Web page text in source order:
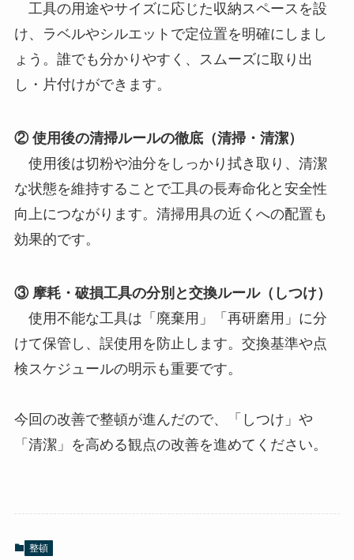
工具の用途やサイズに応じた収納スペースを設
け、ラベルやシルエットで定位置を明確にしまし
ょう。誰でも分かりやすく、スムーズに取り出
し・片付けができます。
② 使用後の清掃ルールの徹底（清掃・清潔）
使用後は切粉や油分をしっかり拭き取り、清潔
な状態を維持することで工具の長寿命化と安全性
向上につながります。清掃用具の近くへの配置も
効果的です。
③ 摩耗・破損工具の分別と交換ルール（しつけ）
使用不能な工具は「廃棄用」「再研磨用」に分
けて保管し、誤使用を防止します。交換基準や点
検スケジュールの明示も重要です。
今回の改善で整頓が進んだので、「しつけ」や
「清潔」を高める観点の改善を進めてください。
整頓